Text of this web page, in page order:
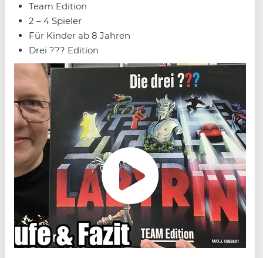
Team Edition
2 – 4 Spieler
Für Kinder ab 8 Jahren
Drei ??? Edition